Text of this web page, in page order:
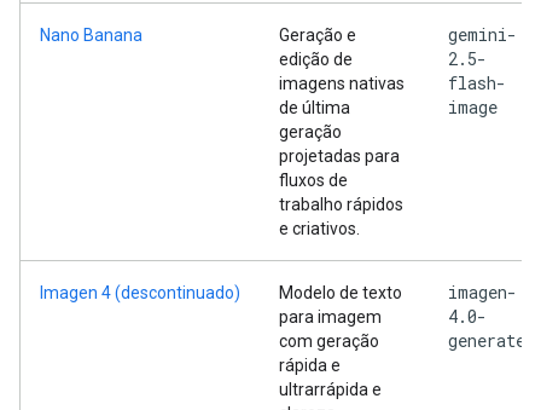
Nano Banana
Geração e
edição de
imagens nativas
de última
geração
projetadas para
fluxos de
trabalho rápidos
e criativos.
gemini-
2.5-
flash-
image
Imagen 4 (descontinuado)
Modelo de texto
para imagem
com geração
rápida e
ultrarrápida e
imagen-
4.0-
generate